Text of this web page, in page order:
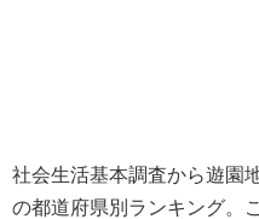
社会生活基本調査から遊園
の都道府県別ランキング。